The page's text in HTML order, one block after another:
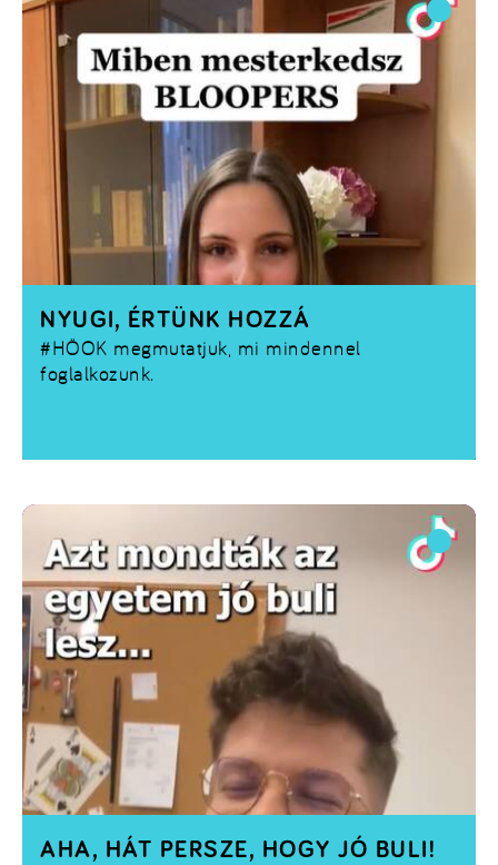
#HÖOK megmutatjuk, mi mindennel
foglalkozunk.
NYUGI, ÉRTÜNK HOZZÁ
AHA, HÁT PERSZE, HOGY JÓ BULI!